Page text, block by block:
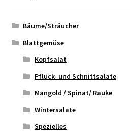
Bäume/Sträucher
Blattgemüse
Kopfsalat
Pflück- und Schnittsalate
Mangold / Spinat/ Rauke
Wintersalate
Spezielles